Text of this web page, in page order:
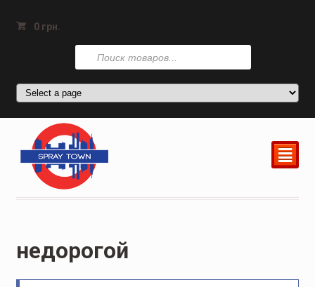
0 грн.
Поиск
товаров
²
недорогой